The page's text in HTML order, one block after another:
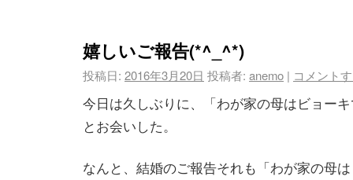
嬉しいご報告(*^_^*)
投稿日: 2016年3月20日 投稿者: anemo | コメント
今日は久しぶりに、「わが家の母はビョー
とお会いした。
なんと、結婚のご報告それも「わが家の母